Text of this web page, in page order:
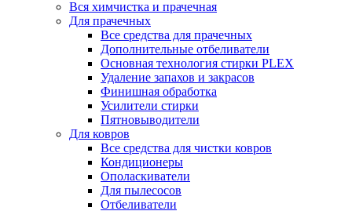
Вся химчистка и прачечная
Для прачечных
Все средства для прачечных
Дополнительные отбеливатели
Основная технология стирки PLEX
Удаление запахов и закрасов
Финишная обработка
Усилители стирки
Пятновыводители
Для ковров
Все средства для чистки ковров
Кондиционеры
Ополаскиватели
Для пылесосов
Отбеливатели